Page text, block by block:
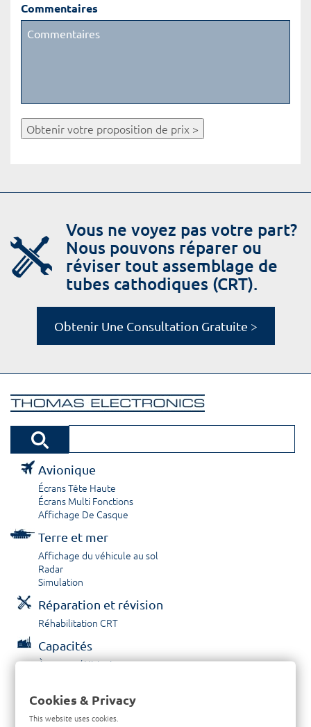
Commentaires
Obtenir votre proposition de prix >
Vous ne voyez pas votre part?
Nous pouvons réparer ou
réviser tout assemblage de
tubes cathodiques (CRT).
Obtenir Une Consultation Gratuite >
Avionique
Écrans Tête Haute
Écrans Multi Fonctions
Affichage De Casque
Terre et mer
Affichage du véhicule au sol
Radar
Simulation
Réparation et révision
Réhabilitation CRT
Capacités
À propos / Historique
Contactez nous
Cookies & Privacy
This website uses cookies.